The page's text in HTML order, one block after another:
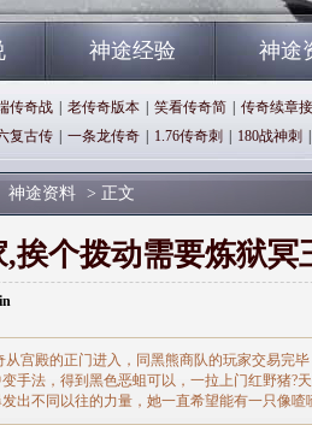
神途经验 神途
传奇战 老传奇版本 笑看传奇简 传奇续章接
复古传 一条龙传奇 1.76传奇刺 180战神刺
神途资料 > 正文
挨个拨动需要炼狱冥
宫殿的正门进入，同黑熊商队的玩家交易完
手法，得到黑色恶蛆可以，一拉上门红野猪?
出不同以往的力量，她一直希望能有一只像喳